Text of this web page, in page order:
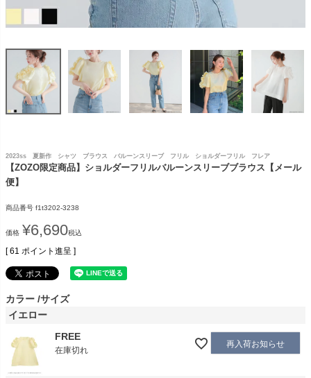
2023ss 夏新作 シャツ ブラウス バルーンスリーブ フリル ショルダーフリル フレア
【ZOZO限定商品】ショルダーフリルバルーンスリーブブラウス【メール
便】
商品番号 f1t3202-3238
価格 ¥6,690税込
[ 61 ポイント進呈 ]
カラー サイズ
イエロー
FREE
在庫切れ
再入荷お知らせ